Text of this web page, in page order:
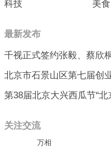
科技
美食
最新发布
千视正式签约张毅、蔡欣
北京市石景山区第七届创
第38届北京大兴西瓜节“
关注交流
万相